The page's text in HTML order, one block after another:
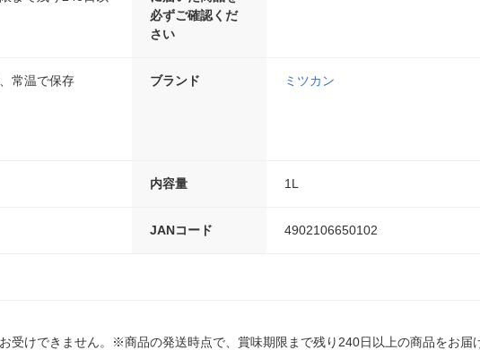
必ずご確認くだ
さい
常温で保存 ブランド ミツカン
内容量 1L
JANコード 4902106650102
受けできません。※商品の発送時点で、賞味期限まで残り240日以上の商品をお